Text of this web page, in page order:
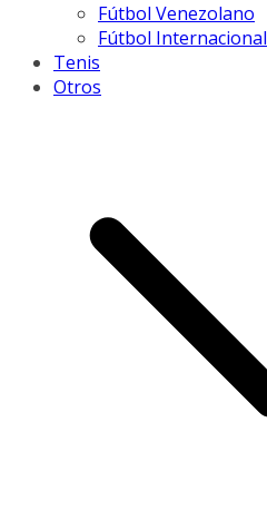
Fútbol Venezolano
Fútbol Internacional
Tenis
Otros